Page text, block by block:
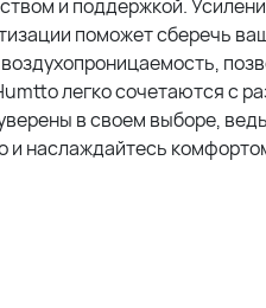
и поддержкой.
поможет сберечь
легко сочетаются с
в своем выборе,
и наслаждайтесь